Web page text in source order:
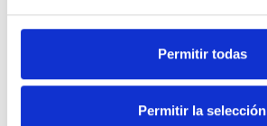
Permitir todas
Permitir la selección